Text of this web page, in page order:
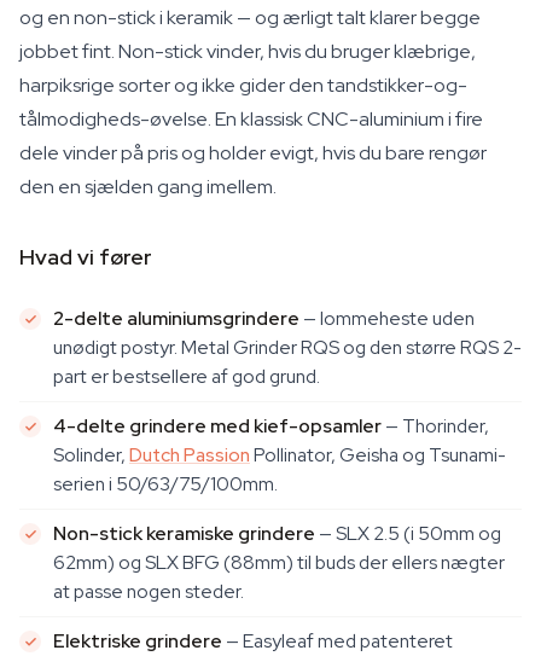
og en non-stick i keramik — og ærligt talt klarer begge
jobbet fint. Non-stick vinder, hvis du bruger klæbrige,
harpiksrige sorter og ikke gider den tandstikker-og-
tålmodigheds-øvelse. En klassisk CNC-aluminium i fire
dele vinder på pris og holder evigt, hvis du bare rengør
den en sjælden gang imellem.
Hvad vi fører
2-delte aluminiumsgrindere — lommeheste uden
unødigt postyr. Metal Grinder RQS og den større RQS 2-
part er bestsellere af god grund.
4-delte grindere med kief-opsamler— Thorinder,
Solinder,Dutch PassionPollinator, Geisha og Tsunami-
serien i 50/63/75/100mm.
Non-stick keramiske grindere — SLX 2.5 (i 50mm og
62mm) og SLX BFG (88mm) til buds der ellers nægter
at passe nogen steder.
Elektriske grindere — Easyleaf med patenteret